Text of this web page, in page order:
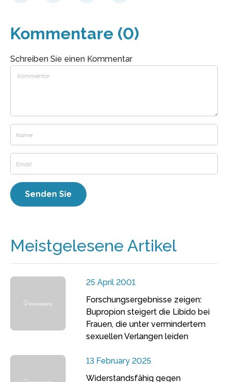
Kommentare (0)
Schreiben Sie einen Kommentar
Meistgelesene Artikel
25 April 2001
Forschungsergebnisse zeigen:
Bupropion steigert die Libido bei
Frauen, die unter vermindertem
sexuellen Verlangen leiden
13 February 2025
Widerstandsfähig gegen